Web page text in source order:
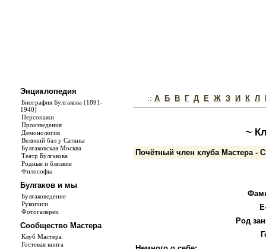
Энциклопедия
Биография Булгакова (1891-
1940)
Персонажи
Произведения
Демонология
Великий бал у Сатаны
Булгаковская Москва
Театр Булгакова
Родные и близкие
Философы
Булгаков и мы
Булгаковедение
Рукописи
Фотогалереи
Сообщество Мастера
Клуб Мастера
Гостевая книга
:: А Б В Г Д Е Ж З И К Л
~
Почётный член клуба Мастера -
Род